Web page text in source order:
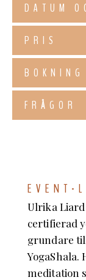
DATUM
PRIS
BOKNING
FRÅGOR
EVENT-
Ulrika Liard
certifierad
grundare
YogaShala.
meditation